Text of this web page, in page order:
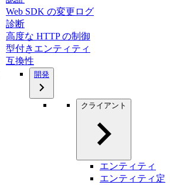
Web SDK の変更ログ
診断
高度な HTTP の制御
型付きエンティティ
互換性
開発
クライアント
エンティティ
エンティティ定